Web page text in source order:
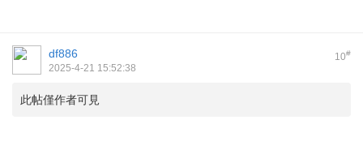
10#
df886
2025-4-21 15:52:38
此帖僅作者可見